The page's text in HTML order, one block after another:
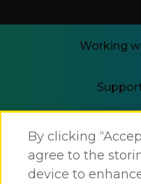
Working
By clicking
agree to the
device to